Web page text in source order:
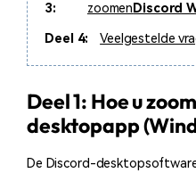
3:
zoomen Discord
Deel 4:
Veelgestelde
Deel 1: Hoe u
desktopapp
De Discord-